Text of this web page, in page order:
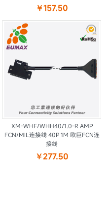
￥157.50
XM-WHF/WHH40/1.0-R AMP
FCN/MIL连接线 40P 1M 欧巨FCN连
接线
￥277.50